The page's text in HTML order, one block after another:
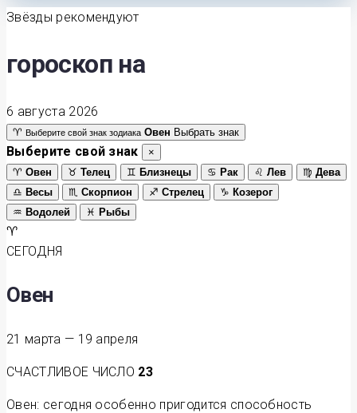
Звёзды рекомендуют
гороскоп на
6 августа 2026
♈ Выберите свой знак зодиака Овен Выбрать знак
Выберите свой знак
×
♈ Овен ♉ Телец ♊ Близнецы ♋ Рак ♌ Лев ♍ Дева
♎ Весы ♏ Скорпион ♐ Стрелец ♑ Козерог
♒ Водолей ♓ Рыбы
♈
СЕГОДНЯ
Овен
21 марта — 19 апреля
СЧАСТЛИВОЕ ЧИСЛО 23
Овен: сегодня особенно пригодится способность